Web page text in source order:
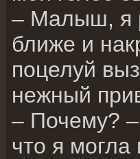
– Малыш, я
ближе и
поцелуй
нежный
– Почему?
что я